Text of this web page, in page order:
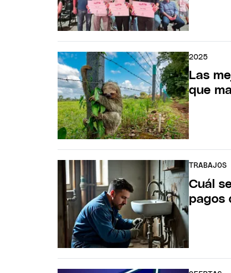
2025
Las
que
TRABAJOS
Cuál
pagos